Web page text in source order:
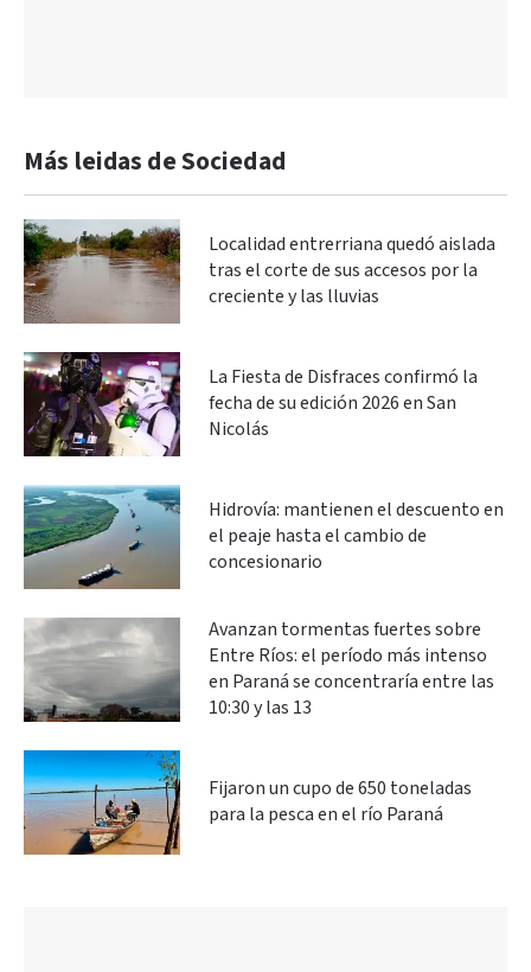
Más leidas de Sociedad
Localidad entrerriana quedó aislada
tras el corte de sus accesos por la
creciente y las lluvias
La Fiesta de Disfraces confirmó la
fecha de su edición 2026 en San
Nicolás
Hidrovía: mantienen el descuento en
el peaje hasta el cambio de
concesionario
Avanzan tormentas fuertes sobre
Entre Ríos: el período más intenso
en Paraná se concentraría entre las
10:30 y las 13
Fijaron un cupo de 650 toneladas
para la pesca en el río Paraná